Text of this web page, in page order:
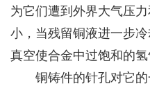
为它们遭到外界大气压
小，当残留铜液进一步
真空使合金中过饱和的氢
铜铸件的针孔对它的